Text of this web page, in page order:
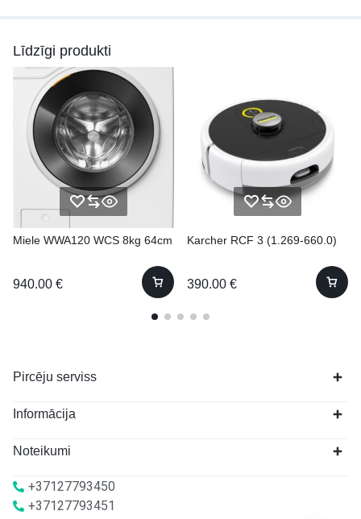
Līdzīgi produkti
Miele WWA120 WCS 8kg 64cm
940.00 €
Karcher RCF 3 (1.269-660.0)
390.00 €
Pircēju serviss
Informācija
Noteikumi
+37127793450
+37127793451